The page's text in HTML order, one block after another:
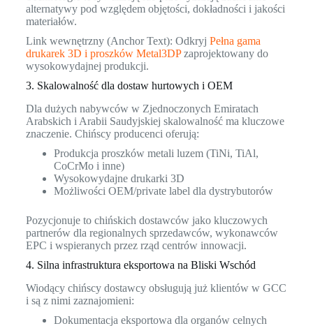
alternatywy pod względem objętości, dokładności i jakości
materiałów.
Link wewnętrzny (Anchor Text): Odkryj Pełna gama
drukarek 3D i proszków Metal3DPzaprojektowany do
wysokowydajnej produkcji.
3. Skalowalność dla dostaw hurtowych i OEM
Dla dużych nabywców w Zjednoczonych Emiratach
Arabskich i Arabii Saudyjskiej skalowalność ma kluczowe
znaczenie. Chińscy producenci oferują:
Produkcja proszków metali luzem (TiNi, TiAl,
CoCrMo i inne)
Wysokowydajne drukarki 3D
Możliwości OEM/private label dla dystrybutorów
Pozycjonuje to chińskich dostawców jako kluczowych
partnerów dla regionalnych sprzedawców, wykonawców
EPC i wspieranych przez rząd centrów innowacji.
4. Silna infrastruktura eksportowa na Bliski Wschód
Wiodący chińscy dostawcy obsługują już klientów w GCC
i są z nimi zaznajomieni:
Dokumentacja eksportowa dla organów celnych